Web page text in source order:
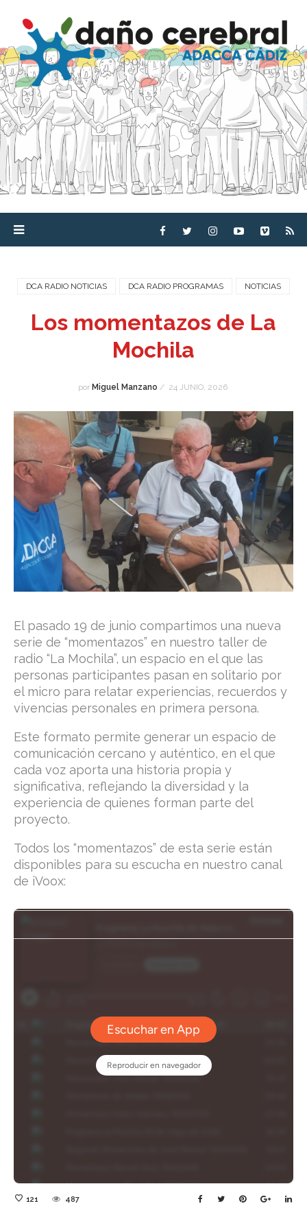
DCA RADIO NOTICIAS DCA RADIO PROGRAMAS NOTICIAS
Los momentazos de La
Mochila
por Miguel Manzano / 24 JUNIO, 2026
El pasado 19 de junio compartimos una nueva
serie de “momentazos” en nuestro taller de
radio “La Mochila”, un espacio en el que las
personas participantes pasan en solitario por
el micro para relatar experiencias, recuerdos y
vivencias personales en primera persona.
Este formato permite generar un espacio de
comunicación cercano y auténtico, en el que
cada voz aporta una historia propia y
significativa, reflejando la diversidad y la
experiencia de quienes forman parte del
proyecto.
Todos los “momentazos” de esta serie están
disponibles para su escucha en nuestro canal
de iVoox:
121 487